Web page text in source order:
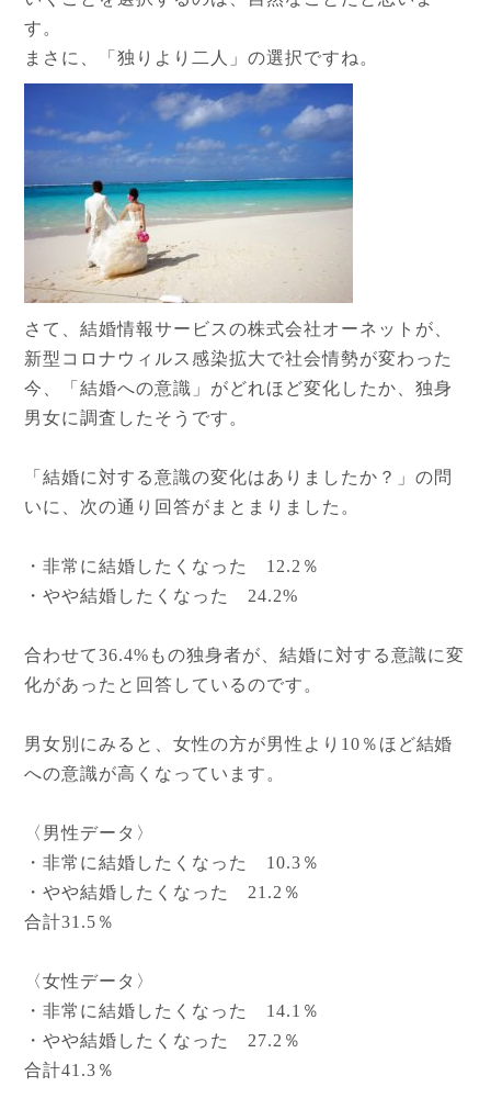
す。
まさに、「独りより二人」の選択ですね。
さて、結婚情報サービスの株式会社オーネットが、
新型コロナウィルス感染拡大で社会情勢が変わった
今、「結婚への意識」がどれほど変化したか、独身
男女に調査したそうです。
「結婚に対する意識の変化はありましたか？」の問
いに、次の通り回答がまとまりました。
・非常に結婚したくなった 12.2％
・やや結婚したくなった 24.2%
合わせて36.4%もの独身者が、結婚に対する意識に変
化があったと回答しているのです。
男女別にみると、女性の方が男性より10％ほど結婚
への意識が高くなっています。
〈男性データ〉
・非常に結婚したくなった 10.3％
・やや結婚したくなった 21.2％
合計31.5％
〈女性データ〉
・非常に結婚したくなった 14.1％
・やや結婚したくなった 27.2％
合計41.3％